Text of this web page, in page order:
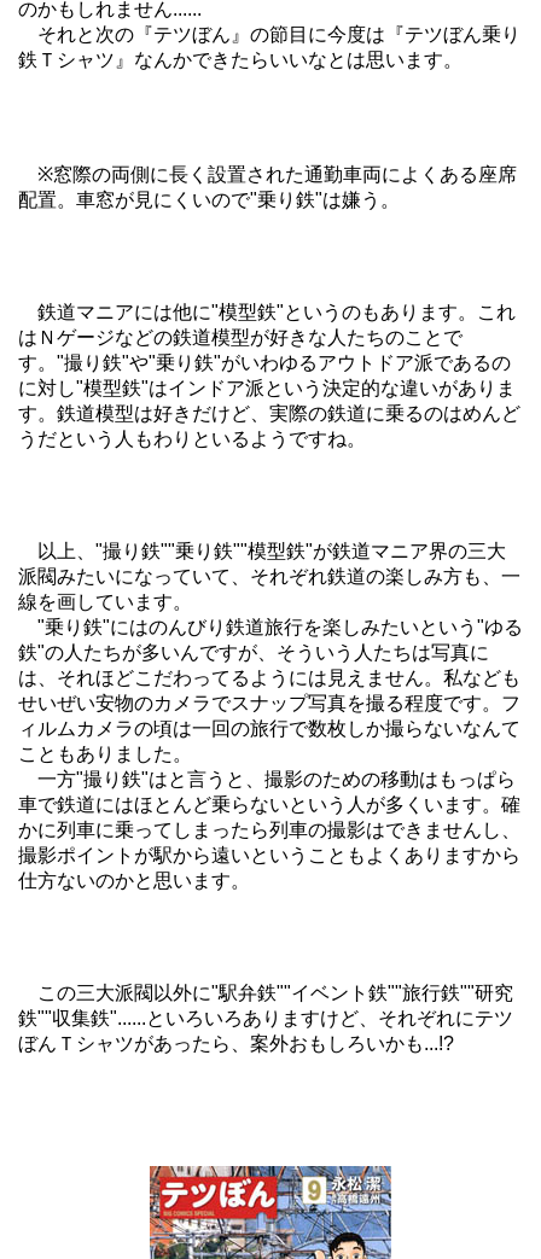
のかもしれません......
それと次の『テツぼん』の節目に今度は『テツぼん乗り
鉄Ｔシャツ』なんかできたらいいなとは思います。
※窓際の両側に長く設置された通勤車両によくある座席
配置。車窓が見にくいので"乗り鉄"は嫌う。
鉄道マニアには他に"模型鉄"というのもあります。これ
はＮゲージなどの鉄道模型が好きな人たちのことで
す。"撮り鉄"や"乗り鉄"がいわゆるアウトドア派であるの
に対し"模型鉄"はインドア派という決定的な違いがありま
す。鉄道模型は好きだけど、実際の鉄道に乗るのはめんど
うだという人もわりといるようですね。
以上、"撮り鉄""乗り鉄""模型鉄"が鉄道マニア界の三大
派閥みたいになっていて、それぞれ鉄道の楽しみ方も、一
線を画しています。
"乗り鉄"にはのんびり鉄道旅行を楽しみたいという"ゆる
鉄"の人たちが多いんですが、そういう人たちは写真に
は、それほどこだわってるようには見えません。私なども
せいぜい安物のカメラでスナップ写真を撮る程度です。フ
ィルムカメラの頃は一回の旅行で数枚しか撮らないなんて
こともありました。
一方"撮り鉄"はと言うと、撮影のための移動はもっぱら
車で鉄道にはほとんど乗らないという人が多くいます。確
かに列車に乗ってしまったら列車の撮影はできませんし、
撮影ポイントが駅から遠いということもよくありますから
仕方ないのかと思います。
この三大派閥以外に"駅弁鉄""イベント鉄""旅行鉄""研究
鉄""収集鉄"......といろいろありますけど、それぞれにテツ
ぼんＴシャツがあったら、案外おもしろいかも...!?